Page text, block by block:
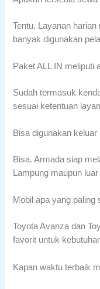
Tentu. Layanan
banyak digunakan
Paket ALL IN meliputi
Sudah termasuk
sesuai ketentuan
Bisa digunakan
Bisa. Armada siap
Lampung maupun
Mobil apa yang paling
Toyota Avanza dan
favorit untuk
Kapan waktu terbaik